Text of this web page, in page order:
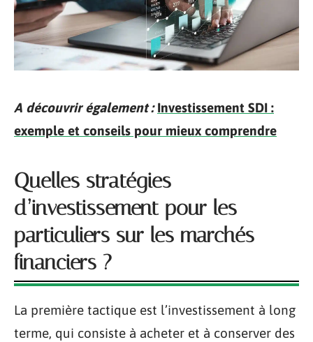
A découvrir également : Investissement SDI :
exemple et conseils pour mieux comprendre
Quelles stratégies
d’investissement pour les
particuliers sur les marchés
financiers ?
La première tactique est l’investissement à long
terme, qui consiste à acheter et à conserver des